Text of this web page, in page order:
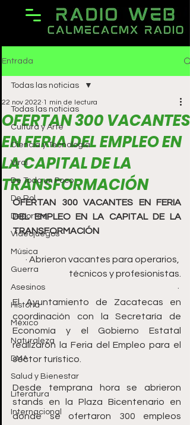
Entrada
Todas las noticias
Cultura y Arte
Ciencia y Tecnología
Viral
De Todo un Poco
De Rol
Deportes
Videojuegos
Música
Guerra
Asesinos
Historia
México
Naturaleza
DMA
Salud y Bienestar
Literatura
Internacional
Todas las noticias
OFERTAN 300 VACANTES
EN FERIA DEL EMPLEO EN
LA CAPITAL DE LA
TRANSFORMACIÓN
22 nov 2022 1 min de lectura
OFERTAN 300 VACANTES EN FERIA
DEL EMPLEO EN LA CAPITAL DE LA
TRANSFORMACIÓN
· Abrieron vacantes para operarios,
técnicos y profesionistas.
·
El Ayuntamiento de Zacatecas en
coordinación con la Secretaría de
Economía y el Gobierno Estatal
realizaron la Feria del Empleo para el
sector turístico.
Desde temprana hora se abrieron
stands en la Plaza Bicentenario en
donde se ofertaron 300 empleos